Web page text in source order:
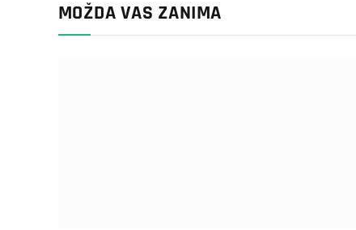
MOŽDA VAS ZANIMA